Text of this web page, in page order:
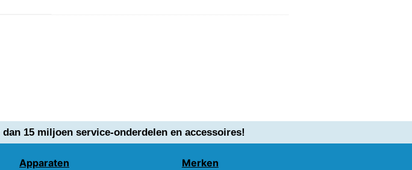
15 miljoen service-onderdelen en accessoires!
Apparaten Merken